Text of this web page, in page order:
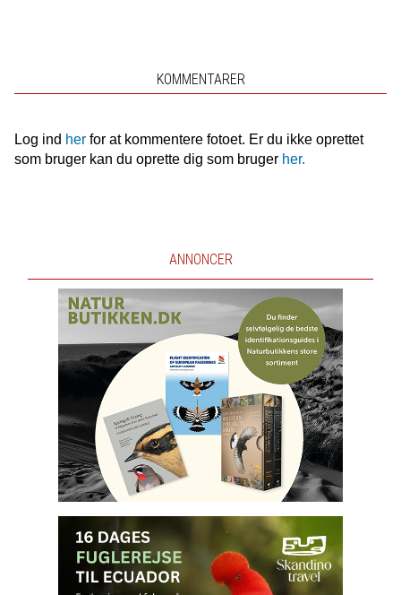
KOMMENTARER
Log ind herfor at kommentere fotoet. Er du ikke oprettet
som bruger kan du oprette dig som bruger her.
ANNONCER